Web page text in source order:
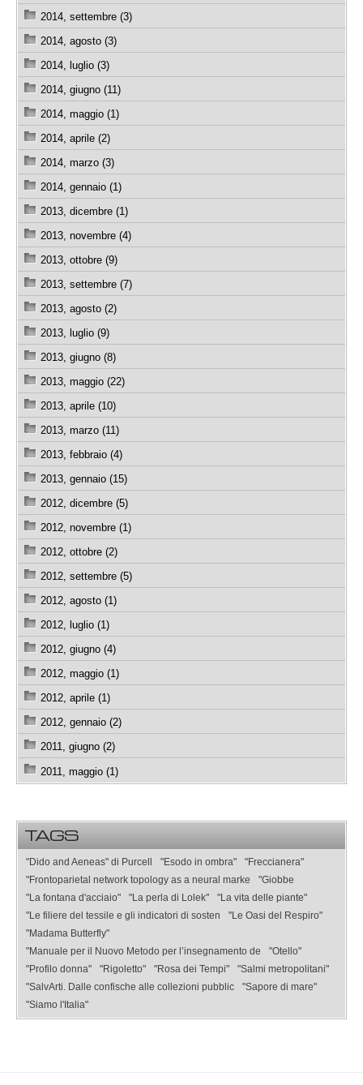
2014, settembre (3)
2014, agosto (3)
2014, luglio (3)
2014, giugno (11)
2014, maggio (1)
2014, aprile (2)
2014, marzo (3)
2014, gennaio (1)
2013, dicembre (1)
2013, novembre (4)
2013, ottobre (9)
2013, settembre (7)
2013, agosto (2)
2013, luglio (9)
2013, giugno (8)
2013, maggio (22)
2013, aprile (10)
2013, marzo (11)
2013, febbraio (4)
2013, gennaio (15)
2012, dicembre (5)
2012, novembre (1)
2012, ottobre (2)
2012, settembre (5)
2012, agosto (1)
2012, luglio (1)
2012, giugno (4)
2012, maggio (1)
2012, aprile (1)
2012, gennaio (2)
2011, giugno (2)
2011, maggio (1)
TAGS
"Dido and Aeneas" di Purcell "Esodo in ombra"
"Freccianera"
"Frontoparietal network topology as a neural marke
"Giobbe
"La fontana d'acciaio"
"La perla di Lolek"
"La vita delle piante"
"Le filiere del tessile e gli indicatori di sosten
"Le Oasi del Respiro"
"Madama Butterfly"
"Manuale per il Nuovo Metodo per l’insegnamento de
"Otello"
"Profilo donna"
"Rigoletto" "Rosa dei Tempi"
"Salmi metropolitani"
"SalvArti. Dalle confische alle collezioni pubblic
"Sapore di mare"
"Siamo l'Italia"